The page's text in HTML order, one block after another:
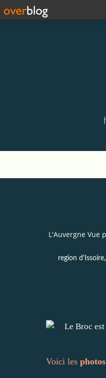
L'Auvergne Vue
region d'Issoire,
Voici les